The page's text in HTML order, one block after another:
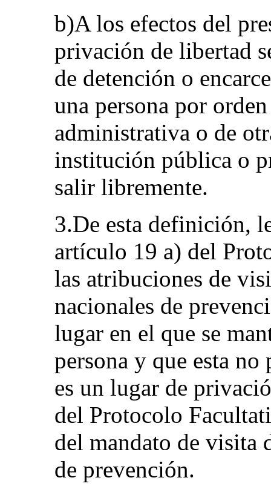
b)A los efectos del
privación de libertad
de detención o
una persona por
administrativa o de
institución pública o
salir libremente.
3.De esta definición,
artículo 19 a) del
las atribuciones de
nacionales de
lugar en el que se
persona y que esta
es un lugar de
del Protocolo
del mandato de visita
de prevención.